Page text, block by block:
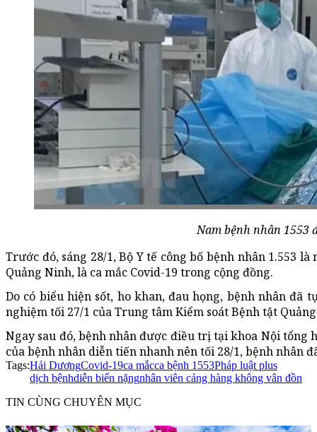
Nam bệnh nhân 1553
Trước đó, sáng 28/1, Bộ Y tế công bố bệnh nhân 1.553
Quảng Ninh, là ca mắc Covid-19 trong cộng đồng.
Do có biểu hiện sốt, ho khan, đau họng, bệnh nhân
nghiệm tối 27/1 của Trung tâm Kiểm soát Bệnh tật
Ngay sau đó, bệnh nhân được điều trị tại khoa Nội
của bệnh nhân diễn tiến nhanh nên tối 28/1, bệnh nhân
Tags:Hải DươngCovid-19ca mắcca bệnh 1553Pháp luật plus
dịch bệnhdiễn biến nặngnhân viên cảng hàng không vân đồn
TIN CÙNG CHUYÊN MỤC